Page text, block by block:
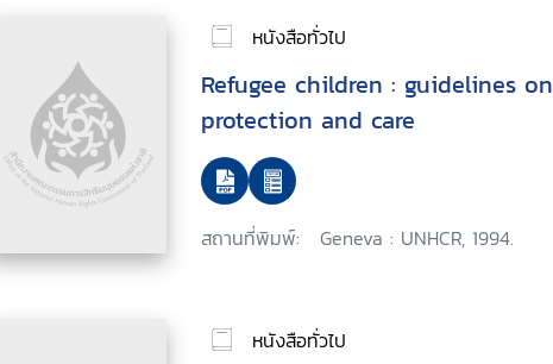
หนังสือทั่วไป
Refugee children : guidelines on
protection and care
สถานที่พิมพ์: Geneva : UNHCR, 1994.
หนังสือทั่วไป